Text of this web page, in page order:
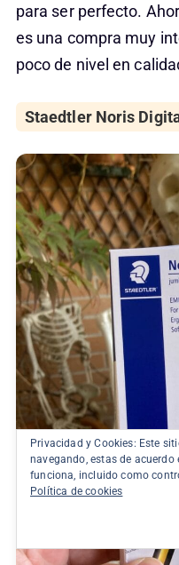
para ser perfecto.
es una compra muy
poco de nivel en
Staedtler Noris
Privacidad y Cookies: Este
navegando, estas de
funciona, incluido como
Política de cookies